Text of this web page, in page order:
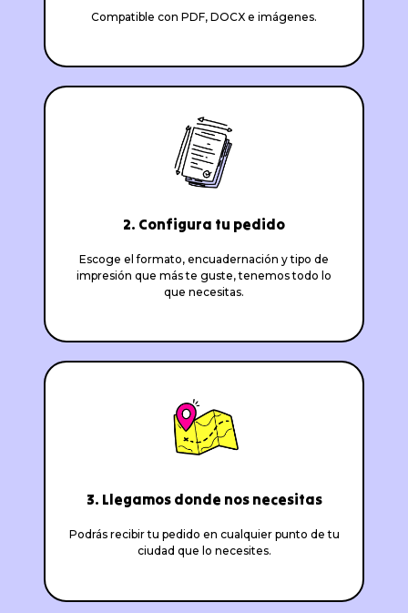
Compatible con PDF, DOCX e imágenes.
2. Configura tu pedido
Escoge el formato, encuadernación y tipo de
impresión que más te guste, tenemos todo lo
que necesitas.
3. Llegamos donde nos necesitas
Podrás recibir tu pedido en cualquier punto de tu
ciudad que lo necesites.